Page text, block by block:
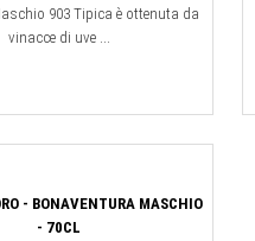
903 Tipica è ottenuta da
vinacce di uve ...
- BONAVENTURA MASCHIO
- 70CL